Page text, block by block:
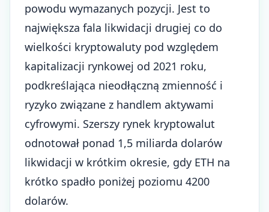
powodu wymazanych pozycji. Jest to
największa fala likwidacji drugiej co do
wielkości kryptowaluty pod względem
kapitalizacji rynkowej od 2021 roku,
podkreślająca nieodłączną zmienność i
ryzyko związane z handlem aktywami
cyfrowymi. Szerszy rynek kryptowalut
odnotował ponad 1,5 miliarda dolarów
likwidacji w krótkim okresie, gdy ETH na
krótko spadło poniżej poziomu 4200
dolarów.